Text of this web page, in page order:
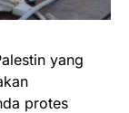
yang
protes